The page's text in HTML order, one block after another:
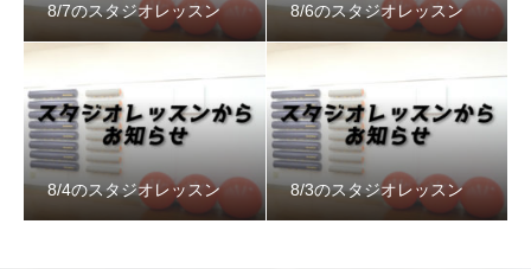
8/7のスタジオレッスン 8/6のスタジオレッスン
8/4のスタジオレッスン 8/3のスタジオレッスン